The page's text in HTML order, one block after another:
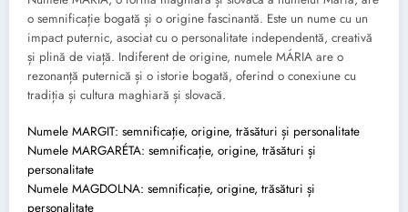
o semnificație bogată și o origine fascinantă. Este un nume cu un
impact puternic, asociat cu o personalitate independentă, creativă
și plină de viață. Indiferent de origine, numele MÁRIA are o
rezonanță puternică și o istorie bogată, oferind o conexiune cu
tradiția și cultura maghiară și slovacă.
Numele MARGIT: semnificație, origine, trăsături și personalitate
Numele MARGARÉTA: semnificație, origine, trăsături și
personalitate
Numele MAGDOLNA: semnificație, origine, trăsături și
personalitate